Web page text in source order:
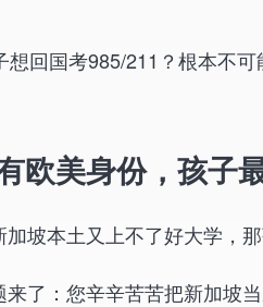
想回国考985/211？根本不
欧美身份，孩子
坡本土又上不了好大学，
了：您辛辛苦苦把新加坡